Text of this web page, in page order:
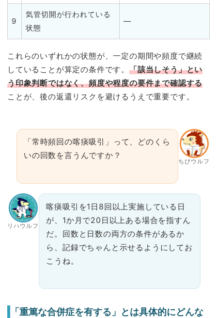
9
気管切開が行われている
状態
—
これらのいずれかの状態が、一定の期間や頻度で継続
していることが算定の条件です。 「該当しそう」とい
う印象判断ではなく、頻度や程度の要件まで確認する
ことが、後の返還リスクを避けるうえで重要です。
ちびウルフ
「常時頻回の喀痰吸引」って、どのくら
いの回数を言うんですか？
リハウルフ
喀痰吸引を1日8回以上実施している日
が、1か月で20日以上ある場合を指すん
だ。回数と日数の両方の条件があるか
ら、記録でちゃんと示せるようにしてお
こうね。
「重篤な合併症を有する」とは具体的にどんな